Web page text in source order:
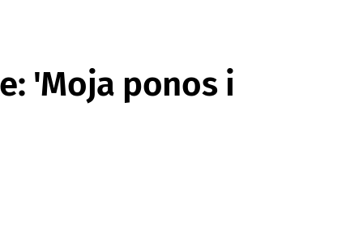
'Moja ponos i